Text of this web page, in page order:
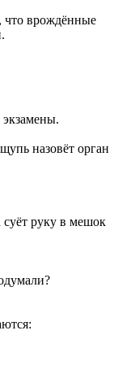
что врождённые
назовёт орган
руку в мешок